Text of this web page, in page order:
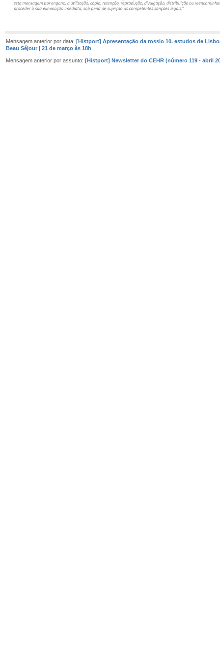
Mensagem anterior por data: [Histport] Apresentação da rossio 10. estudos de
Beau Séjour | 21 de março às 18h
Mensagem anterior por assunto: [Histport] Newsletter do CEHR (número 119 - abril